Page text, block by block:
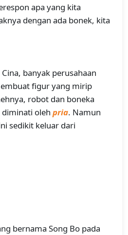
apa yang kita
dengan ada bonek, kita
banyak perusahaan
figur yang mirip
robot dan boneka
oleh pria. Namun
sedikit keluar dari
bernama Song Bo pada